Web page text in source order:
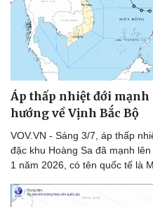
Áp thấp nhiệt đới mạnh
hướng về Vịnh Bắc Bộ
VOV.VN - Sáng 3/7, áp thấp
đặc khu Hoàng Sa đã mạnh
1 năm 2026, có tên quốc tế là